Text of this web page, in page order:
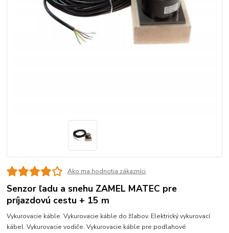
Ako ma hodnotia zákazníci
Senzor ľadu a snehu ZAMEL MATEC pre
príjazdovú cestu + 15 m
Vykurovacie káble. Vykurovacie káble do žľabov. Elektrický vykurovací
kábel. Vykurovacie vodiče. Vykurovacie káble pre podlahové